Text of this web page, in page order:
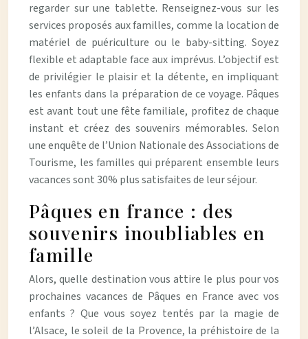
regarder sur une tablette. Renseignez-vous sur les
services proposés aux familles, comme la location de
matériel de puériculture ou le baby-sitting. Soyez
flexible et adaptable face aux imprévus. L’objectif est
de privilégier le plaisir et la détente, en impliquant
les enfants dans la préparation de ce voyage. Pâques
est avant tout une fête familiale, profitez de chaque
instant et créez des souvenirs mémorables. Selon
une enquête de l’Union Nationale des Associations de
Tourisme, les familles qui préparent ensemble leurs
vacances sont 30% plus satisfaites de leur séjour.
Pâques en france : des
souvenirs inoubliables en
famille
Alors, quelle destination vous attire le plus pour vos
prochaines vacances de Pâques en France avec vos
enfants ? Que vous soyez tentés par la magie de
l’Alsace, le soleil de la Provence, la préhistoire de la